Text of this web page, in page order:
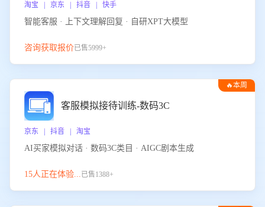
淘宝 | 京东 | 抖音 | 快手
智能客服 · 上下文理解回复 · 自研XPT大模型
咨询获取报价已售5999+
🔥本周
客服模拟接待训练-数码3C
京东 | 抖音 | 淘宝
AI买家模拟对话 · 数码3C类目 · AIGC剧本生成
15人正在体验...已售1388+